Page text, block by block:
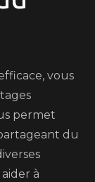
vous
permet
du
à